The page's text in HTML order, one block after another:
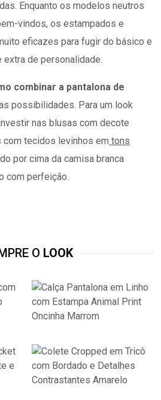
Enquanto os modelos neutros
vindos, os estampados e
eficazes para fugir do básico e
de personalidade.
combinar a pantalona de
possibilidades. Para um look
nas blusas com decote
com tecidos levinhos em tons
por cima da camisa branca
com perfeição.
O LOOK